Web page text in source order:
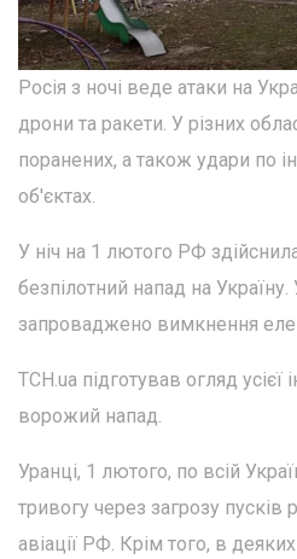
Росія з ночі веде атаки на
дрони та ракети. У різних
поранених, а також удари по
об'єктах.
У ніч на 1 лютого РФ
безпілотний напад на
запроваджено вимкнення
ТСН.ua підготував огляд усієї
ворожий напад.
Уранці, 1 лютого, по всій
тривогу через загрозу пусків
авіації РФ. Крім того, в